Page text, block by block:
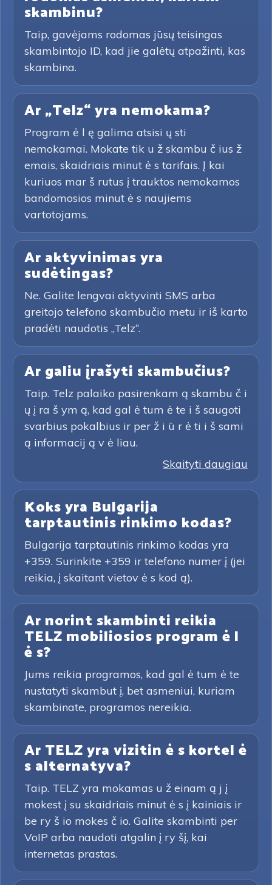
skambinu?
Taip, gavėjams rodomas jūsų teisingas
skambintojo ID, kad jie galėtų atpažinti, kas
skambina.
Ar „Telz“ yra nemokama?
Program ė l ę galima atsisi ų sti
nemokamai. Mokate tik u ž skambu č ius ž
emais, skaidriais minut ė s tarifais. Į kai
kuriuos mar š rutus į trauktos nemokamos
bandomosios minut ė s naujiems
vartotojams.
Ar aktyvinimas yra
sudėtingas?
Ne. Galite lengvai aktyvinti SMS arba
greitojo telefono skambučio metu ir iš karto
pradėti naudotis „Telz“.
Ar galiu įrašyti skambučius?
Taip. Telz palaiko pasirenkam ą skambu č i
ų į ra š ym ą, kad gal ė tum ė te i š saugoti
svarbius pokalbius ir per ž i ū r ė ti i š sami
ą informacij ą v ė liau.
Skaityti daugiau
Koks yra Bulgarija
tarptautinis rinkimo kodas?
Bulgarija tarptautinis rinkimo kodas yra
+359. Surinkite +359 ir telefono numer į (jei
reikia, į skaitant vietov ė s kod ą).
Ar norint skambinti reikia
TELZ mobiliosios program ė l
ė s?
Jums reikia programos, kad gal ė tum ė te
nustatyti skambut į, bet asmeniui, kuriam
skambinate, programos nereikia.
Ar TELZ yra vizitin ė s kortel ė
s alternatyva?
Taip. TELZ yra mokamas u ž einam ą j į
mokest į su skaidriais minut ė s į kainiais ir
be ry š io mokes č io. Galite skambinti per
VoIP arba naudoti atgalin į ry šį, kai
internetas prastas.